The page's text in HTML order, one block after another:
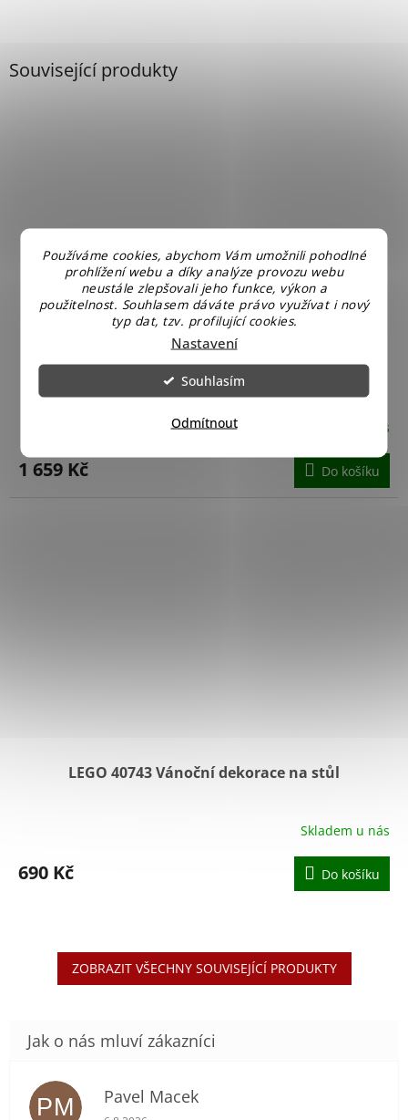
Používáme cookies, abychom Vám umožnili pohodlné
prohlížení webu a díky analýze provozu webu
neustále zlepšovali jeho funkce, výkon a
použitelnost. Souhlasem dáváte právo využívat i nový
typ dat, tzv. profilující cookies.
Nastavení
Odmítnout
Souhlasím
Související produkty
LEGO Friends 41349 Závodní restaurace
Skladem u nás
1 659 Kč Do košíku
LEGO 40743 Vánoční dekorace na stůl
Skladem u nás
690 Kč Do košíku
ZOBRAZIT VŠECHNY SOUVISEJÍCÍ PRODUKTY
PM Pavel Macek